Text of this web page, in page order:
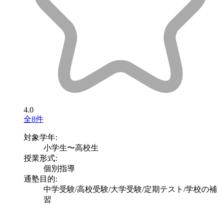
4.0
全8件
対象学年:
小学生〜高校生
授業形式:
個別指導
通塾目的:
中学受験/高校受験/大学受験/定期テスト/学校の補
習